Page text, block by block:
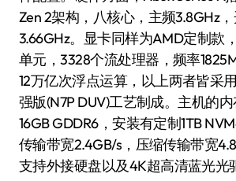
Zen 2架构，八核心，主频3.8GHz
3.66GHz。显卡同样为AMD定制款
单元，3328个流处理器，频率
12万亿次浮点运算，以上两者皆采
强版(N7P DUV)工艺制成。主机的
16GB GDDR6，安装有定制1TB
传输带宽2.4GB/s，压缩传输带宽
支持外接硬盘以及4K超高清蓝光光